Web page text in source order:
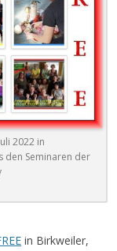
2022 in
den Seminaren der
in Birkweiler,